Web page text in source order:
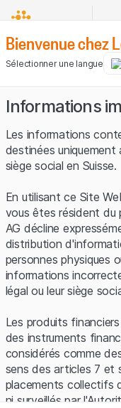
Bienvenue chez
Sélectionner une langue
Informations
Les informations
destinées
siège social en Suisse.
En utilisant ce Site
vous êtes résident du
AG décline
distribution
personnes physiques
informations
légal ou leur siège
Les produits
des instruments
considérés comme
sens des articles 7 et
placements collectifs
ni surveillés par